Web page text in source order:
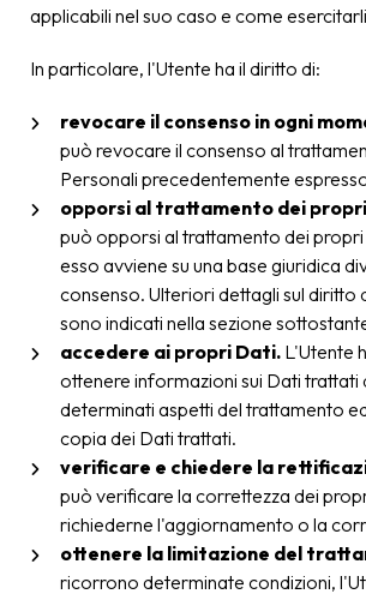
applicabili nel suo caso e come
In particolare, l'Utente ha il diritto di:
revocare il consenso in ogni
può revocare il consenso al
Personali precedentemente
opporsi al trattamento dei
può opporsi al trattamento dei
esso avviene su una base giuridica
consenso. Ulteriori dettagli sul diritto
sono indicati nella sezione
accedere ai propri Dati. L'Utente
ottenere informazioni sui Dati trattati
determinati aspetti del trattamento
copia dei Dati trattati.
verificare e chiedere la
può verificare la correttezza dei
richiederne l'aggiornamento o la
ottenere la limitazione del
ricorrono determinate condizioni,